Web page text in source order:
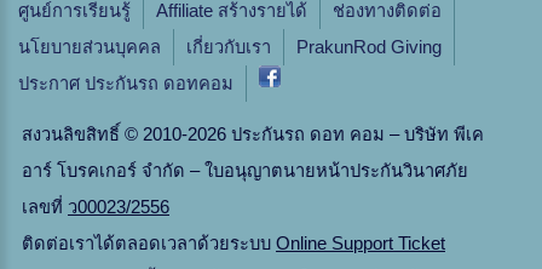
ศูนย์การเรียนรู้
Affiliate สร้างรายได้
ช่องทางติดต่อ
นโยบายส่วนบุคคล
เกี่ยวกับเรา
PrakunRod Giving
ประกาศ ประกันรถ ดอทคอม
สงวนลิขสิทธิ์ © 2010-2026 ประกันรถ ดอท คอม – บริษัท พีเค
อาร์ โบรคเกอร์ จำกัด – ใบอนุญาตนายหน้าประกันวินาศภัย
เลขที่ ว00023/2556
ติดต่อเราได้ตลอดเวลาด้วยระบบ Online Support Ticket